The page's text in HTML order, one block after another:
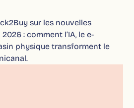
sur les nouvelles
: comment l’IA, le e-
physique transforment le